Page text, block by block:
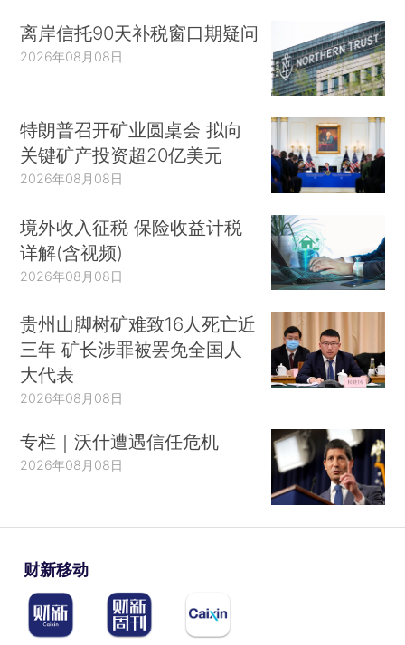
离岸信托90天补税窗口期疑问
2026年08月08日
特朗普召开矿业圆桌会 拟向
关键矿产投资超20亿美元
2026年08月08日
境外收入征税 保险收益计税
详解(含视频)
2026年08月08日
贵州山脚树矿难致16人死亡近
三年 矿长涉罪被罢免全国人
大代表
2026年08月08日
专栏｜沃什遭遇信任危机
2026年08月08日
财新移动